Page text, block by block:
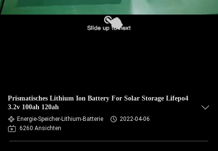
Prismatisches Lithium Ion Battery For Solar Storage Lifepo4
3.2v 100ah 120ah
Energie-Speicher-Lithium-Batterie
2022-04-06
6260 Ansichten